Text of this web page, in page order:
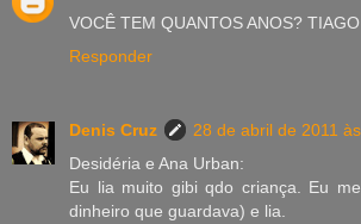
VOCÊ TEM QUANTOS ANOS? TIAGO
Responder
Denis Cruz
28 de abril de 2011
Desidéria e Ana Urban:
Eu lia muito gibi qdo criança. Eu
dinheiro que guardava) e lia.